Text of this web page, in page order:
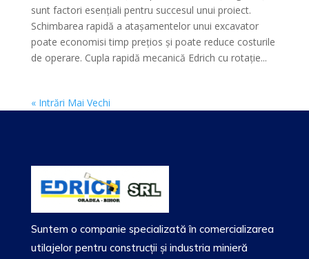
sunt factori esențiali pentru succesul unui proiect.
Schimbarea rapidă a atașamentelor unui excavator
poate economisi timp prețios și poate reduce costurile
de operare. Cupla rapidă mecanică Edrich cu rotație...
« Intrări Mai Vechi
Suntem o companie specializată în comercializarea
utilajelor pentru construcții și industria minieră